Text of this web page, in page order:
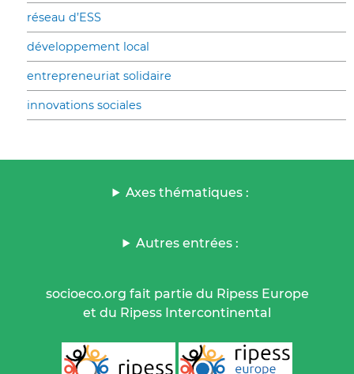
réseau d’ESS
développement local
entrepreneuriat solidaire
innovations sociales
Axes thématiques :
Autres entrées :
socioeco.org fait partie du Ripess Europe
et du Ripess Intercontinental